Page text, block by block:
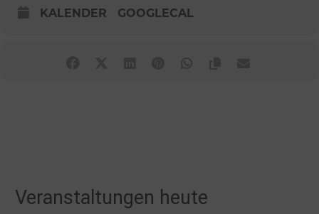
KALENDER GOOGLECAL
Veranstaltungen heute